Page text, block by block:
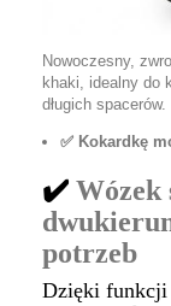
Nowoczesny,
khaki, idealny do
długich spacerów.
✅ Kokardkę
✔️ Wózek
potrzeb
Dzięki funkcji